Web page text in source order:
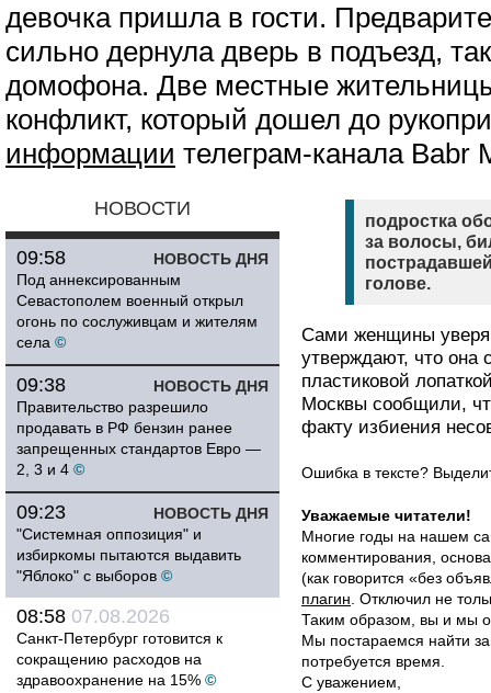
девочка пришла в гости.
сильно дернула дверь в подъезд,
домофона. Две местные
конфликт, который дошел до
информации телеграм-канала Babr
НОВОСТИ
НОВОСТЬ ДНЯ
09:58
Под аннексированным
Севастополем военный открыл
огонь по сослуживцам и жителям
села ©
НОВОСТЬ ДНЯ
09:38
Правительство разрешило
продавать в РФ бензин ранее
запрещенных стандартов Евро —
2, 3 и 4 ©
НОВОСТЬ ДНЯ
09:23
"Системная оппозиция" и
избиркомы пытаются выдавить
"Яблоко" с выборов ©
08:58 07.08.2026
Санкт-Петербург готовится к
сокращению расходов на
здравоохранение на 15% ©
подростка
за волосы,
голове.
Сами женщины
утверждают, что она
пластиковой
Москвы сообщили,
факту избиения
Ошибка в тексте?
Уважаемые читатели!
Многие годы на нашем
комментирования,
(как говорится «без
плагин . Отключил не
Таким образом, вы и мы
Мы постараемся найти
потребуется время.
С уважением,